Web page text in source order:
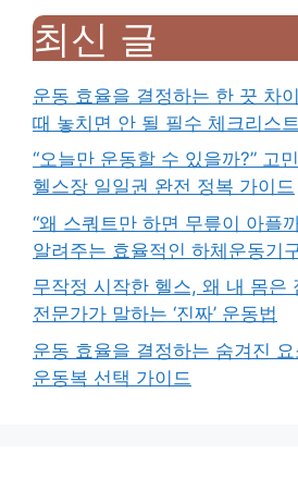
최신 글
운동 효율을 결정하는 한 끗 차
때 놓치면 안 될 필수 체크리스트
“오늘만 운동할 수 있을까?” 고
헬스장 일일권 완전 정복 가이드
“왜 스쿼트만 하면 무릎이 아플
알려주는 효율적인 하체운동기
무작정 시작한 헬스, 왜 내 몸은
전문가가 말하는 ‘진짜’ 운동법
운동 효율을 결정하는 숨겨진
운동복 선택 가이드